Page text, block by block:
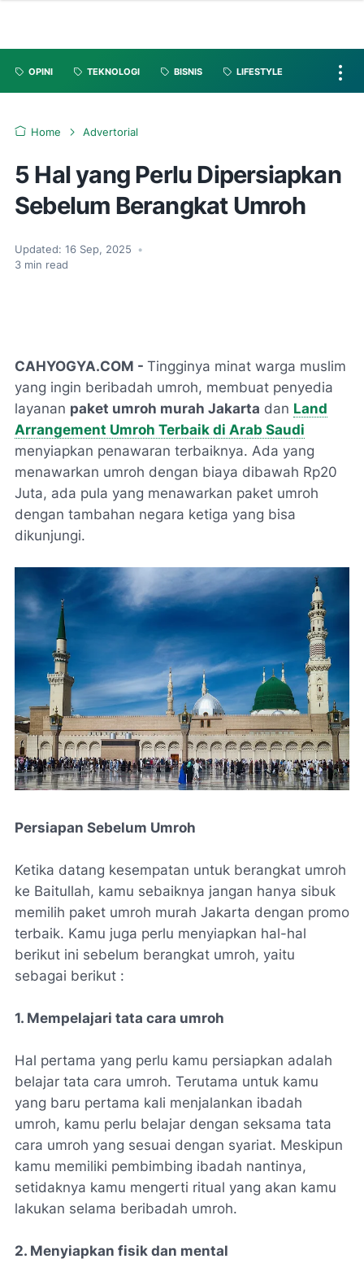
OPINI TEKNOLOGI BISNIS LIFESTYLE
Home Advertorial
5 Hal yang Perlu Dipersiapkan
Sebelum Berangkat Umroh
Updated: 16 Sep, 2025
•
3 min read
CAHYOGYA.COM - Tingginya minat warga muslim
yang ingin beribadah umroh, membuat penyedia
layanan paket umroh murah Jakarta dan Land
Arrangement Umroh Terbaik di Arab Saudi
menyiapkan penawaran terbaiknya. Ada yang
menawarkan umroh dengan biaya dibawah Rp20
Juta, ada pula yang menawarkan paket umroh
dengan tambahan negara ketiga yang bisa
dikunjungi.
Persiapan Sebelum Umroh
Ketika datang kesempatan untuk berangkat umroh
ke Baitullah, kamu sebaiknya jangan hanya sibuk
memilih paket umroh murah Jakarta dengan promo
terbaik. Kamu juga perlu menyiapkan hal-hal
berikut ini sebelum berangkat umroh, yaitu
sebagai berikut :
1. Mempelajari tata cara umroh
Hal pertama yang perlu kamu persiapkan adalah
belajar tata cara umroh. Terutama untuk kamu
yang baru pertama kali menjalankan ibadah
umroh, kamu perlu belajar dengan seksama tata
cara umroh yang sesuai dengan syariat. Meskipun
kamu memiliki pembimbing ibadah nantinya,
setidaknya kamu mengerti ritual yang akan kamu
lakukan selama beribadah umroh.
2. Menyiapkan fisik dan mental